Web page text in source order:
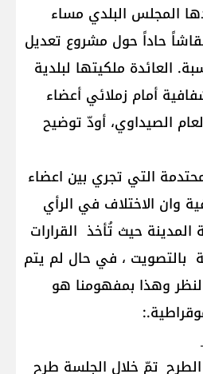
المجلس البلدي مساء
حاداً حول مشروع تعديل
العائدة ملكيتها لبلدية
أمام زملائي أعضاء
الصيداوي، أودّ توضيح
التي تجري بين اعضاء
وان الاختلاف في الرأي
حيث تُأخذ القرارات
بالتصويت ، في حال لم يتم
وهذا بمفهومنا هو
تمّ خلال الجلسة طرح